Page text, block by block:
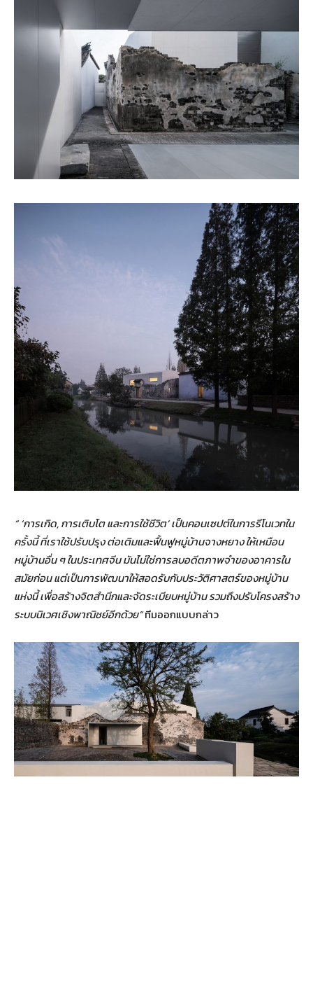
“‘การเกิด, การเติบโต และการใช้ชีวิต’ เป็นคอนเซปต์ในการรีโนเวทใน
ครั้งนี้ ที่เราใช้ปรับปรุง ต่อเติมและฟื้นฟูหมู่บ้านจางหยาง ให้เหมือน
หมู่บ้านอื่น ๆ ในประเทศจีน มันไม่ใช่การลบอดีตภาพจำของอาคารใน
สมัยก่อน แต่เป็นการพัฒนาให้สอดรับกับประวัติศาสตร์ของหมู่บ้าน
แห่งนี้ เพื่อสร้างจิตสำนึกและจัดระเบียบหมู่บ้าน รวมถึงปรับโครงสร้าง
ระบบนิเวศเชิงพาณิชย์อีกด้วย”ทีมออกแบบกล่าว